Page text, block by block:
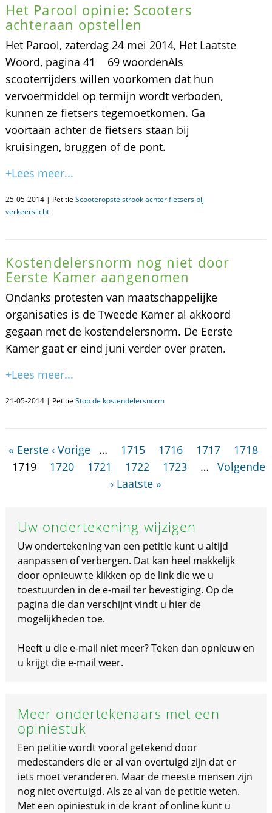
Het Parool opinie: Scooters
achteraan opstellen
Het Parool, zaterdag 24 mei 2014, Het Laatste
Woord, pagina 41 69 woordenAls
scooterrijders willen voorkomen dat hun
vervoermiddel op termijn wordt verboden,
kunnen ze fietsers tegemoetkomen. Ga
voortaan achter de fietsers staan bij
kruisingen, bruggen of de pont.
+Lees meer...
25-05-2014 | Petitie Scooteropstelstrook achter fietsers bij
verkeerslicht
Kostendelersnorm nog niet door
Eerste Kamer aangenomen
Ondanks protesten van maatschappelijke
organisaties is de Tweede Kamer al akkoord
gegaan met de kostendelersnorm. De Eerste
Kamer gaat er eind juni verder over praten.
+Lees meer...
21-05-2014 | Petitie Stop de kostendelersnorm
« Eerste ‹ Vorige … 1715 1716 1717
1718
1719
1720 1721 1722 1723 …
Volgende
› Laatste »
Uw ondertekening wijzigen
Uw ondertekening van een petitie kunt u altijd
aanpassen of verbergen. Dat kan heel makkelijk
door opnieuw te klikken op de link die we u
toestuurden in de e-mail ter bevestiging. Op de
pagina die dan verschijnt vindt u hier de
mogelijkheden toe.
Heeft u die e-mail niet meer? Teken dan opnieuw en
u krijgt die e-mail weer.
Meer ondertekenaars met een
opiniestuk
Een petitie wordt vooral getekend door
medestanders die er al van overtuigd zijn dat er
iets moet veranderen. Maar de meeste mensen zijn
nog niet overtuigd. Als ze al van de petitie weten.
Met een opiniestuk in de krant of online kunt u